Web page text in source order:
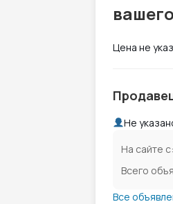
Цена не
Не
На сайте с:
Всего
Все